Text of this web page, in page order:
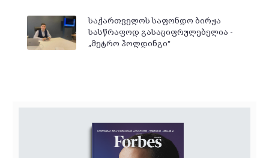
საქართველოს საფონდო ბირჟა
სასწრაფოდ გასაციფრულებელია -
„მეტრო ჰოლდინგი“